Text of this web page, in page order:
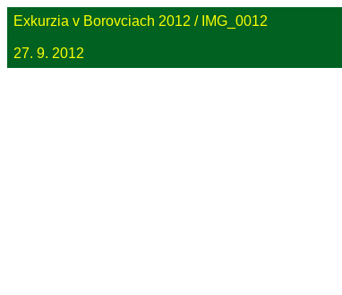
Exkurzia v Borovciach 2012 / IMG_0012
27. 9. 2012